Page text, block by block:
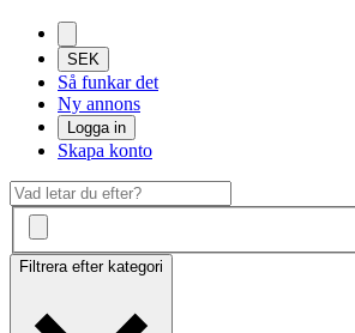
SEK
Så funkar det
Ny annons
Logga in
Skapa konto
Filtrera efter kategori